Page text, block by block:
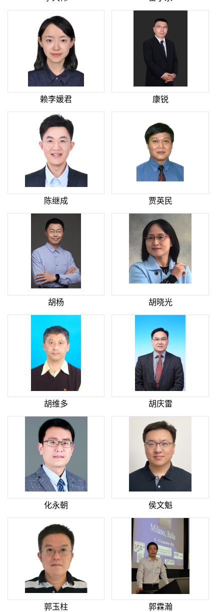
赖李媛君 康锐
陈继成 贾英民
胡杨 胡晓光
胡维多 胡庆雷
化永朝 侯文魁
郭玉柱 郭霖瀚